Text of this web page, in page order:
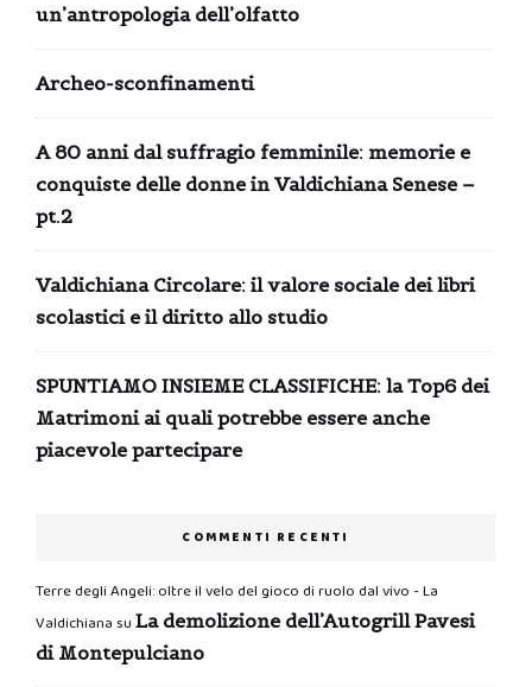
un’antropologia dell’olfatto
Archeo-sconfinamenti
A 80 anni dal suffragio femminile: memorie e
conquiste delle donne in Valdichiana Senese –
pt.2
Valdichiana Circolare: il valore sociale dei libri
scolastici e il diritto allo studio
SPUNTIAMO INSIEME CLASSIFICHE: la Top6 dei
Matrimoni ai quali potrebbe essere anche
piacevole partecipare
COMMENTI RECENTI
Terre degli Angeli: oltre il velo del gioco di ruolo dal vivo - La
Valdichiana su La demolizione dell’Autogrill Pavesi
di Montepulciano